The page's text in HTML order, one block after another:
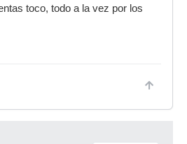
toco, todo a la vez por los